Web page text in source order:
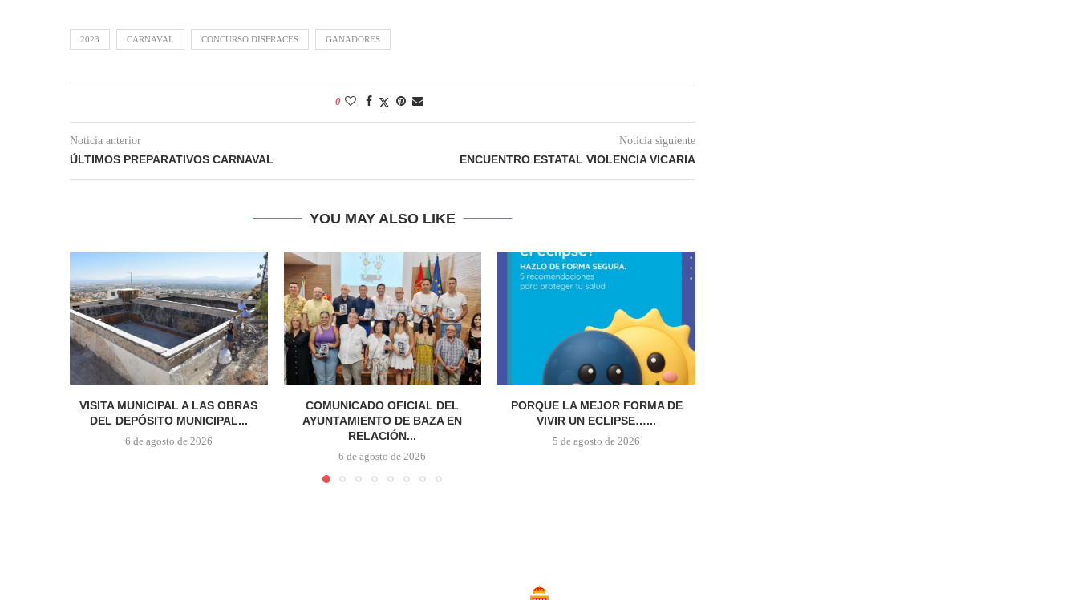
2023 CARNAVAL CONCURSO DISFRACES GANADORES
0
Noticia anterior
ÚLTIMOS PREPARATIVOS CARNAVAL
Noticia siguiente
ENCUENTRO ESTATAL VIOLENCIA VICARIA
YOU MAY ALSO LIKE
VISITA MUNICIPAL A LAS OBRAS
DEL DEPÓSITO MUNICIPAL...
6 de agosto de 2026
COMUNICADO OFICIAL DEL
AYUNTAMIENTO DE BAZA EN
RELACIÓN...
6 de agosto de 2026
PORQUE LA MEJOR FORMA DE
VIVIR UN ECLIPSE…...
5 de agosto de 2026